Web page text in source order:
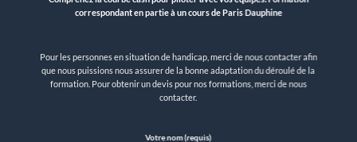
correspondant en partie à un cours de Paris Dauphine
Pour les personnes en situation de handicap, merci de nous contacter afin
que nous puissions nous assurer de la bonne adaptation du déroulé de la
formation. Pour obtenir un devis pour nos formations, merci de nous
contacter.
Votre nom (requis)